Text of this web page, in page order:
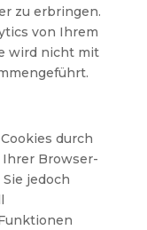
zu erbringen.
von Ihrem
wird nicht mit
durch
Browser-
jedoch